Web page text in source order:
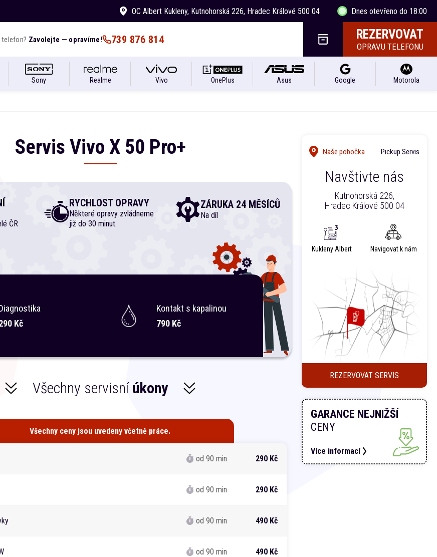
OC Albert Kukleny, Kutnohorská 226, Hradec Králové 500 04 Dnes otevřeno do 18:00
Zavolejte — opravíme! 739 876 814 REZERVOVAT
OPRAVU TELEFONU
Sony Realme Vivo OnePlus Asus Google Motorola
Servis Vivo X 50 Pro+
ČR
RYCHLOST OPRAVY
Některé opravy zvládneme
již do 30 minut.
ZÁRUKA 24 MĚSÍCŮ
Na díl
Kč
Kontakt s kapalinou
790 Kč
Všechny servisní úkony
Všechny ceny jsou uvedeny včetně práce.
od 90 min 290 Kč
od 90 min 290 Kč
od 90 min 490 Kč
od 90 min 490 Kč
Naše pobočka Pickup Servis
Navštivte nás
Kutnohorská 226,
Hradec Králové 500 04
Kukleny Albert Navigovat k nám
REZERVOVAT SERVIS
GARANCE NEJNIŽŠÍ
CENY
Více informací